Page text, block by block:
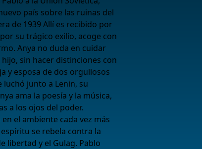
país sobre las ruinas del
de 1939 Allí es recibido por
su trágico exilio, acoge con
Anya no duda en cuidar
sin hacer distinciones con
y esposa de dos orgullosos
luchó junto a Lenin, su
ama la poesía y la música,
a los ojos del poder.
el ambiente cada vez más
se rebela contra la
libertad y el Gulag. Pablo